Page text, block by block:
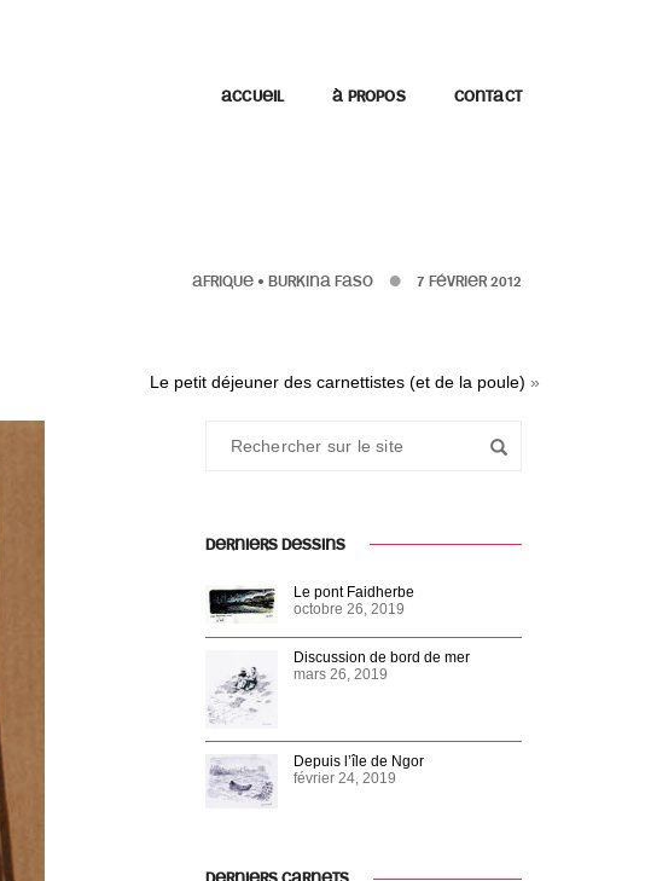
ACCUEIL À PROPOS CONTACT
AFRIQUE • BURKINA FASO 7 FÉVRIER 2012
Le petit déjeuner des carnettistes (et de la poule) »
DERNIERS DESSINS
Le pont Faidherbe
octobre 26, 2019
Discussion de bord de mer
mars 26, 2019
Depuis l’île de Ngor
février 24, 2019